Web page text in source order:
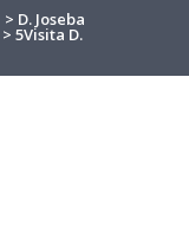
> D. Joseba
> 5Visita D.